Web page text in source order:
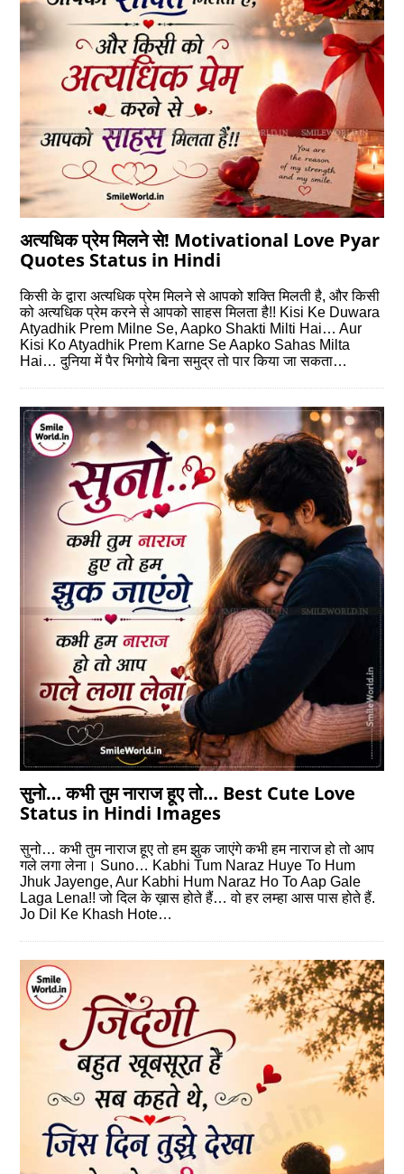
अत्यधिक प्रेम मिलने से! Motivational Love Pyar
Quotes Status in Hindi
किसी के द्वारा अत्यधिक प्रेम मिलने से आपको शक्ति मिलती है, और किसी
को अत्यधिक प्रेम करने से आपको साहस मिलता है!! Kisi Ke Duwara
Atyadhik Prem Milne Se, Aapko Shakti Milti Hai… Aur
Kisi Ko Atyadhik Prem Karne Se Aapko Sahas Milta
Hai… दुनिया में पैर भिगोये बिना समुद्र तो पार किया जा सकता…
सुनो… कभी तुम नाराज हूए तो… Best Cute Love
Status in Hindi Images
सुनो… कभी तुम नाराज हूए तो हम झुक जाएंगे कभी हम नाराज हो तो आप
गले लगा लेना। Suno… Kabhi Tum Naraz Huye To Hum
Jhuk Jayenge, Aur Kabhi Hum Naraz Ho To Aap Gale
Laga Lena!! जो दिल के ख़ास होते हैं… वो हर लम्हा आस पास होते हैं.
Jo Dil Ke Khash Hote…